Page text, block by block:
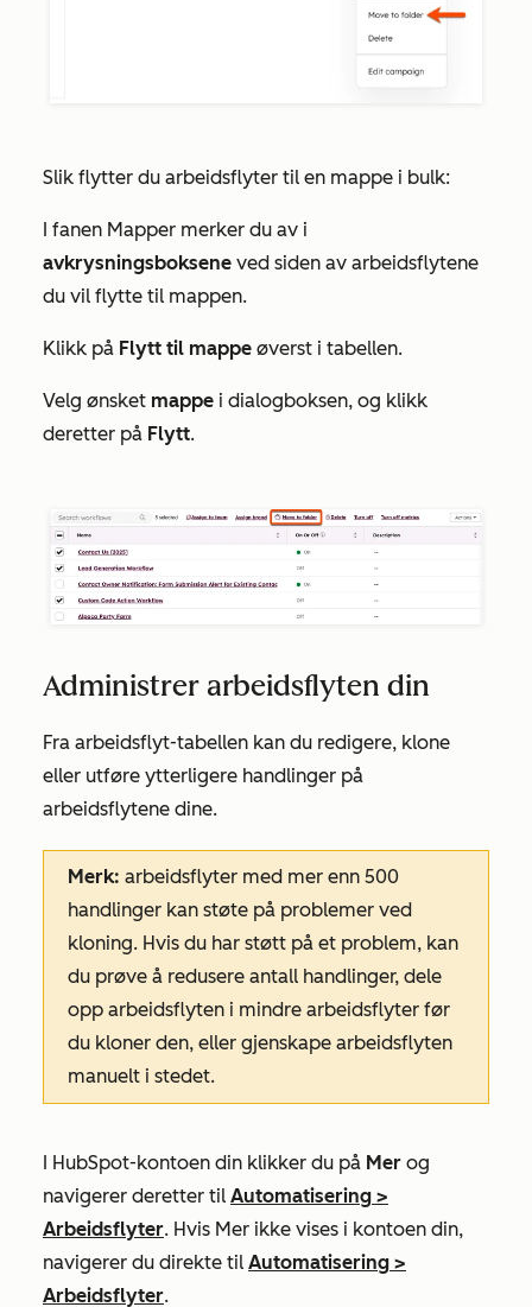
Slik flytter du arbeidsflyter til en mappe i bulk:
I fanen Mapper merker du av i
avkrysningsboksene ved siden av arbeidsflytene
du vil flytte til mappen.
Klikk på Flytt til mappe øverst i tabellen.
Velg ønsket mappe i dialogboksen, og klikk
deretter på Flytt.
Administrer arbeidsflyten din
Fra arbeidsflyt-tabellen kan du redigere, klone
eller utføre ytterligere handlinger på
arbeidsflytene dine.
Merk: arbeidsflyter med mer enn 500
handlinger kan støte på problemer ved
kloning. Hvis du har støtt på et problem, kan
du prøve å redusere antall handlinger, dele
opp arbeidsflyten i mindre arbeidsflyter før
du kloner den, eller gjenskape arbeidsflyten
manuelt i stedet.
I HubSpot-kontoen din klikker du på Mer og
navigerer deretter til Automatisering >
Arbeidsflyter. Hvis Mer ikke vises i kontoen din,
navigerer du direkte til Automatisering >
Arbeidsflyter.